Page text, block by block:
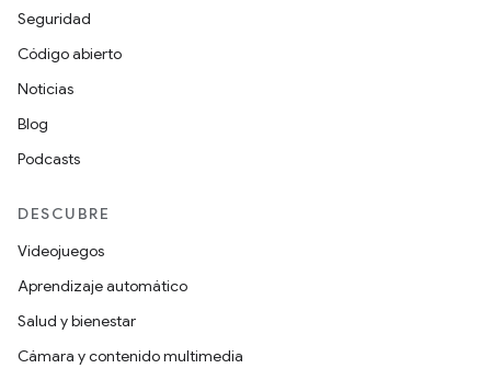
Seguridad
Código abierto
Noticias
Blog
Podcasts
DESCUBRE
Videojuegos
Aprendizaje automático
Salud y bienestar
Cámara y contenido multimedia